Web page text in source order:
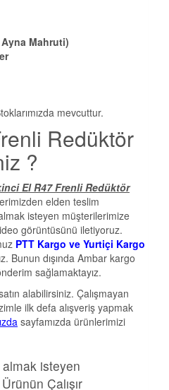
Mahruti)
mevcuttur.
Redüktör
?
El R47 Frenli Redüktör
elden teslim
isteyen müşterilerimize
görüntüsünü iletiyoruz.
PTT Kargo ve Yurtiçi Kargo
Bunun dışında Ambar kargo
sağlamaktayız.
alabilirsiniz. Çalışmayan
ilk defa alışveriş yapmak
sayfamızda ürünlerimizi
almak isteyen
Çalışır